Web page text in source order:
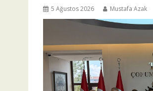
5 Ağustos 2026 Mustafa Azak